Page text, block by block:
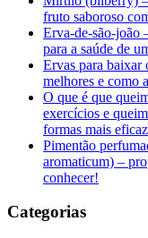
fruto saboroso
Erva-de-são-joão
para a saúde de
Ervas para baixar
melhores e como
O que é que
exercícios e
formas mais
Pimentão
aromaticum) –
conhecer!
Categorias